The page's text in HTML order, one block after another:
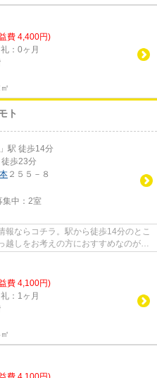
費 4,400円)
：0ヶ月
ト
」駅 徒歩14分
徒歩23分
２５５－８
中： 2室
ならコチラ。駅から徒歩14分のとこ
越しをお考えの方におすすめなのが、
費 4,100円)
：1ヶ月